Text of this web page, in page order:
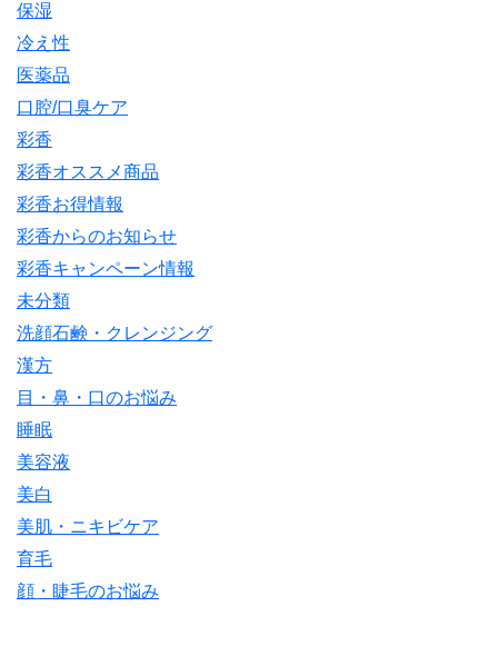
保湿
冷え性
医薬品
口腔/口臭ケア
彩香
彩香オススメ商品
彩香お得情報
彩香からのお知らせ
彩香キャンペーン情報
未分類
洗顔石鹸・クレンジング
漢方
目・鼻・口のお悩み
睡眠
美容液
美白
美肌・ニキビケア
育毛
顔・睫毛のお悩み